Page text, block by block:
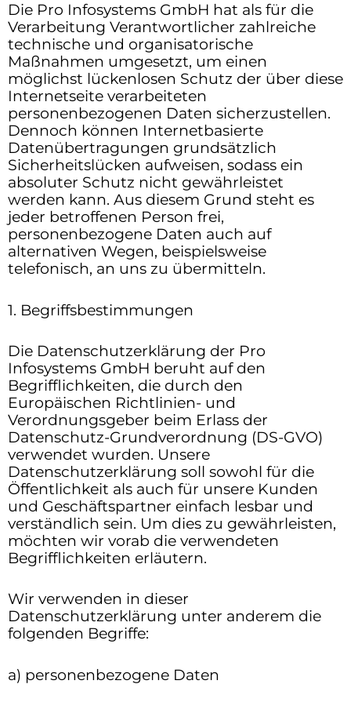
Die Pro Infosystems GmbH hat als für die
Verarbeitung Verantwortlicher zahlreiche
technische und organisatorische
Maßnahmen umgesetzt, um einen
möglichst lückenlosen Schutz der über diese
Internetseite verarbeiteten
personenbezogenen Daten sicherzustellen.
Dennoch können Internetbasierte
Datenübertragungen grundsätzlich
Sicherheitslücken aufweisen, sodass ein
absoluter Schutz nicht gewährleistet
werden kann. Aus diesem Grund steht es
jeder betroffenen Person frei,
personenbezogene Daten auch auf
alternativen Wegen, beispielsweise
telefonisch, an uns zu übermitteln.
1. Begriffsbestimmungen
Die Datenschutzerklärung der Pro
Infosystems GmbH beruht auf den
Begrifflichkeiten, die durch den
Europäischen Richtlinien- und
Verordnungsgeber beim Erlass der
Datenschutz-Grundverordnung (DS-GVO)
verwendet wurden. Unsere
Datenschutzerklärung soll sowohl für die
Öffentlichkeit als auch für unsere Kunden
und Geschäftspartner einfach lesbar und
verständlich sein. Um dies zu gewährleisten,
möchten wir vorab die verwendeten
Begrifflichkeiten erläutern.
Wir verwenden in dieser
Datenschutzerklärung unter anderem die
folgenden Begriffe:
a) personenbezogene Daten